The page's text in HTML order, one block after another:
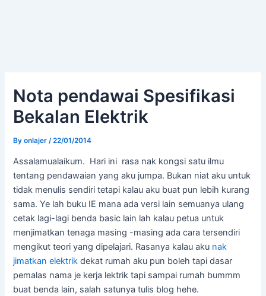
Nota pendawai Spesifikasi
Bekalan Elektrik
Byonlajer /22/01/2014
Assalamualaikum. Hari ini rasa nak kongsi satu ilmu
tentang pendawaian yang aku jumpa. Bukan niat aku untuk
tidak menulis sendiri tetapi kalau aku buat pun lebih kurang
sama. Ye lah buku IE mana ada versi lain semuanya ulang
cetak lagi-lagi benda basic lain lah kalau petua untuk
menjimatkan tenaga masing -masing ada cara tersendiri
mengikut teori yang dipelajari. Rasanya kalau aku nak
jimatkan elektrik dekat rumah aku pun boleh tapi dasar
pemalas nama je kerja lektrik tapi sampai rumah bummm
buat benda lain, salah satunya tulis blog hehe.